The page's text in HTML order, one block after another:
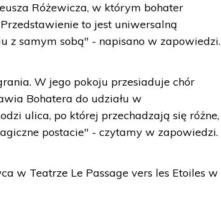
Różewicza, w którym bohater
to jest uniwersalną
z samym sobą" - napisano w zapowiedzi.
W jego pokoju przesiaduje chór
Bohatera do udziału w
ulica, po której przechadzają się różne,
postacie" - czytamy w zapowiedzi.
w Teatrze Le Passage vers les Etoiles w